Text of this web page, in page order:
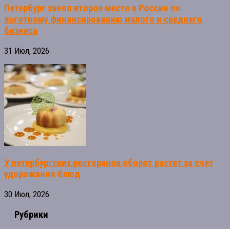
Петербург занял второе место в России по
льготному финансированию малого и среднего
бизнеса
31 Июл, 2026
У петербургских ресторанов оборот растет за счет
удорожания блюд
30 Июл, 2026
Рубрики